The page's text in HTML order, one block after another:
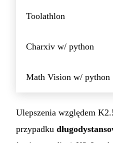
Toolathlon
Charxiv w/ python
Math Vision w/ python
Ulepszenia względem
przypadku